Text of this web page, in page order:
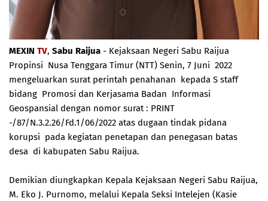
MEXIN TV, Sabu Raijua - Kejaksaan Negeri Sabu Raijua
Propinsi Nusa Tenggara Timur (NTT) Senin, 7 Juni 2022
mengeluarkan surat perintah penahanan kepada S staff
bidang Promosi dan Kerjasama Badan Informasi
Geospansial dengan nomor surat : PRINT
-/87/N.3.2.26/Fd.1/06/2022 atas dugaan tindak pidana
korupsi pada kegiatan penetapan dan penegasan batas
desa di kabupaten Sabu Raijua.
Demikian diungkapkan Kepala Kejaksaan Negeri Sabu Raijua,
M. Eko J. Purnomo, melalui Kepala Seksi Intelejen (Kasie